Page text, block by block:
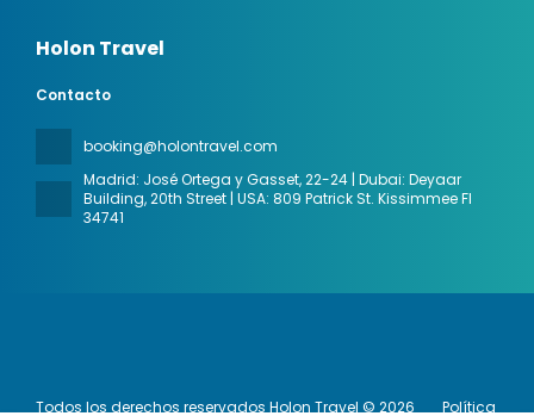
Holon Travel
Contacto
booking@holontravel.com
Madrid: José Ortega y Gasset, 22-24 | Dubai: Deyaar
Building, 20th Street | USA: 809 Patrick St. Kissimmee Fl
34741
Todos los derechos reservados Holon Travel © 2026 Política